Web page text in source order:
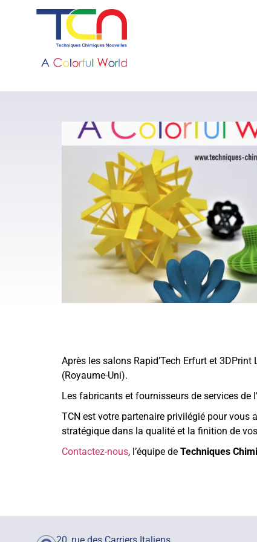
Après les salons Rapid’Tech Erfurt et
(Royaume-Uni).
Les fabricants et fournisseurs de services de l’
TCN est votre partenaire privilégié pour
stratégique dans la qualité et la finition de
Contactez-nous, l’équipe de Techniques